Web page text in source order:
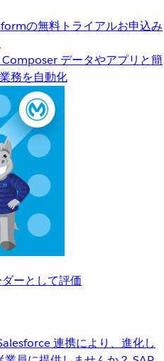
の無料トライアルお申込み
データやアプリと簡
務を自動化
ーとして評価
連携により、進化し